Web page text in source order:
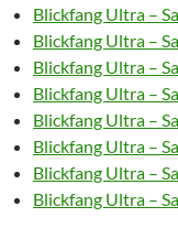
Blickfang Ultra –
Blickfang Ultra –
Blickfang Ultra –
Blickfang Ultra –
Blickfang Ultra –
Blickfang Ultra –
Blickfang Ultra –
Blickfang Ultra –